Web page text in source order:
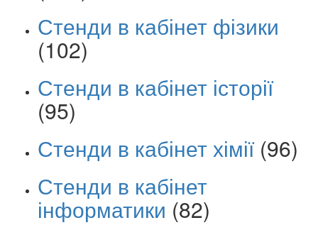
Стенди в кабінет фізики
(102)
Стенди в кабінет історії
(95)
Стенди в кабінет хімії (96)
Стенди в кабінет
інформатики (82)